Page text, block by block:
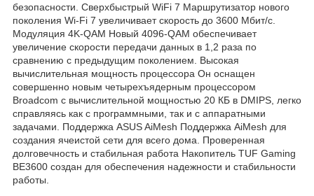
безопасности. Сверхбыстрый WiFi 7 Маршрутизатор нового
поколения Wi-Fi 7 увеличивает скорость до 3600 Мбит/с.
Модуляция 4K-QAM Новый 4096-QAM обеспечивает
увеличение скорости передачи данных в 1,2 раза по
сравнению с предыдущим поколением. Высокая
вычислительная мощность процессора Он оснащен
совершенно новым четырехъядерным процессором
Broadcom с вычислительной мощностью 20 КБ в DMIPS, легко
справляясь как с программными, так и с аппаратными
задачами. Поддержка ASUS AiMesh Поддержка AiMesh для
создания ячеистой сети для всего дома. Проверенная
долговечность и стабильная работа Накопитель TUF Gaming
BE3600 создан для обеспечения надежности и стабильности
работы.